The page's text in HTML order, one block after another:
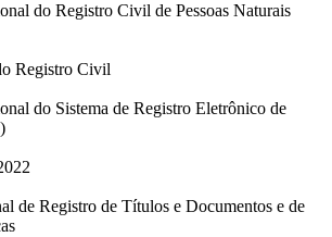
do Registro Civil de Pessoas Naturais
Registro Civil
do Sistema de Registro Eletrônico de
de Registro de Títulos e Documentos e de